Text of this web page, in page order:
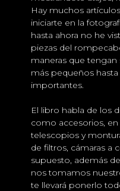
Hay muchos
iniciarte en la
hasta ahora no he
piezas del
maneras que
más pequeños
importantes.
El libro habla de los
como accesorios,
telescopios y
de filtros, cámaras a
supuesto, además
nos tomamos
te llevará ponerlo